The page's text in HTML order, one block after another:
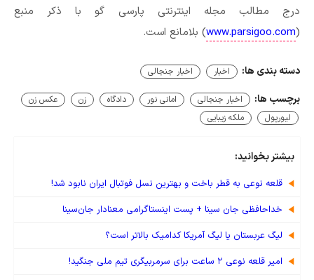
درج مطالب مجله اینترنتی پارسی گو با ذکر منبع
(
www.parsigoo.com) بلامانع است.
دسته بندی ها: اخبار اخبار جنجالی
برچسب ها: اخبار جنجالی امانی نور دادگاه زن
عکس زن
لیورپول
ملکه زیبایی
بیشتر بخوانید:
قلعه نوعی به قطر باخت و بهترین نسل فوتبال ایران نابود شد!
خداحافظی جان سینا + پست اینستاگرامی معنادار جان‌سینا
لیگ عربستان یا لیگ آمریکا کدامیک بالاتر است؟
امیر قلعه نوعی ۲ ساعت برای سرمربیگری تیم ملی جنگید!